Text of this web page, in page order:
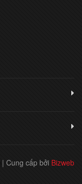
| Cung cấp bởi Bizweb